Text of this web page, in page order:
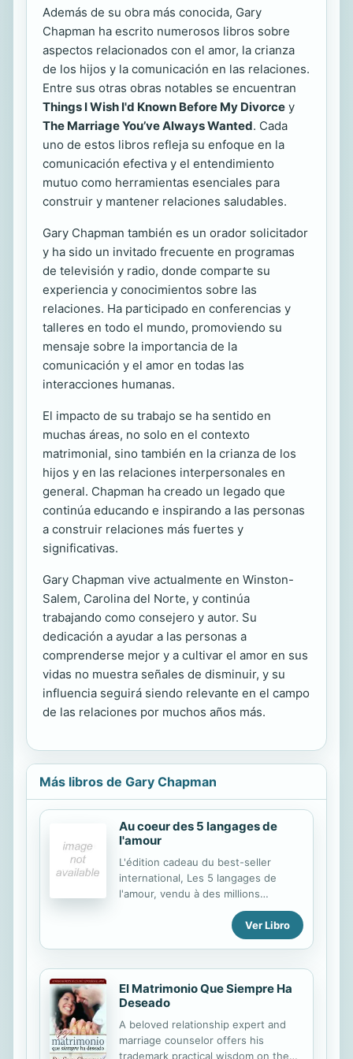
Además de su obra más conocida, Gary
Chapman ha escrito numerosos libros sobre
aspectos relacionados con el amor, la crianza
de los hijos y la comunicación en las relaciones.
Entre sus otras obras notables se encuentran
Things I Wish I'd Known Before My Divorce y
The Marriage You’ve Always Wanted. Cada
uno de estos libros refleja su enfoque en la
comunicación efectiva y el entendimiento
mutuo como herramientas esenciales para
construir y mantener relaciones saludables.
Gary Chapman también es un orador solicitador
y ha sido un invitado frecuente en programas
de televisión y radio, donde comparte su
experiencia y conocimientos sobre las
relaciones. Ha participado en conferencias y
talleres en todo el mundo, promoviendo su
mensaje sobre la importancia de la
comunicación y el amor en todas las
interacciones humanas.
El impacto de su trabajo se ha sentido en
muchas áreas, no solo en el contexto
matrimonial, sino también en la crianza de los
hijos y en las relaciones interpersonales en
general. Chapman ha creado un legado que
continúa educando e inspirando a las personas
a construir relaciones más fuertes y
significativas.
Gary Chapman vive actualmente en Winston-
Salem, Carolina del Norte, y continúa
trabajando como consejero y autor. Su
dedicación a ayudar a las personas a
comprenderse mejor y a cultivar el amor en sus
vidas no muestra señales de disminuir, y su
influencia seguirá siendo relevante en el campo
de las relaciones por muchos años más.
Más libros de Gary Chapman
Au coeur des 5 langages de
l'amour
L'édition cadeau du best-seller
international, Les 5 langages de
l'amour, vendu à des millions
d'exemplaires dans le monde. Après
quelques mois ou années de vie à
deux, il est difficile de continuer à
vous aimer toute votre vie, apprenez
à exprimer votre amour dans le
langage que l'autre comprend… et à
écouter quand il vous dit, à sa façon,
« je t'aime ». Une heure de lecture
pour comprendre les grands
Ver Libro
El Matrimonio Que Siempre Ha
Deseado
A beloved relationship expert and
marriage counselor offers his
trademark practical wisdom on the